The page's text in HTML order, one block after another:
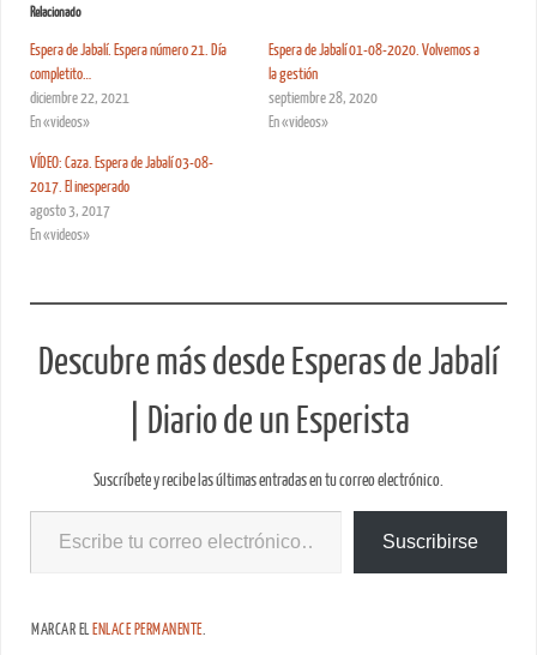
Relacionado
Espera de Jabalí. Espera número 21. Día
completito…
diciembre 22, 2021
En «videos»
Espera de Jabalí 01-08-2020. Volvemos a
la gestión
septiembre 28, 2020
En «videos»
VÍDEO: Caza. Espera de Jabalí 03-08-
2017. El inesperado
agosto 3, 2017
En «videos»
Descubre más desde Esperas de Jabalí
| Diario de un Esperista
Suscríbete y recibe las últimas entradas en tu correo electrónico.
Suscribirse
MARCAR EL ENLACE PERMANENTE.